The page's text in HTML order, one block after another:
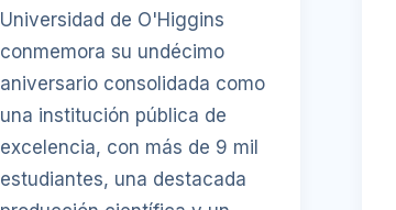
Universidad de O'Higgins
conmemora su undécimo
aniversario consolidada como
una institución pública de
excelencia, con más de 9 mil
estudiantes, una destacada